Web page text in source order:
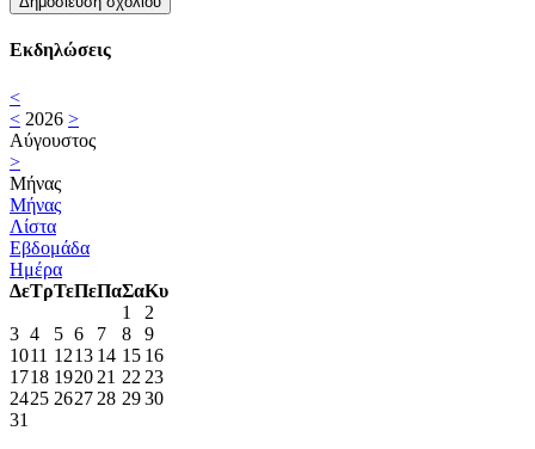
Εκδηλώσεις
<
< 2026 >
Αύγουστος
>
Μήνας
Μήνας
Λίστα
Εβδομάδα
Ημέρα
ΔεΤρΤεΠεΠαΣαΚυ
1
2
3 4 5 6 7 8
9
1011 1213 14 15 16
1718 1920 21 22 23
2425 2627 28 2930
31